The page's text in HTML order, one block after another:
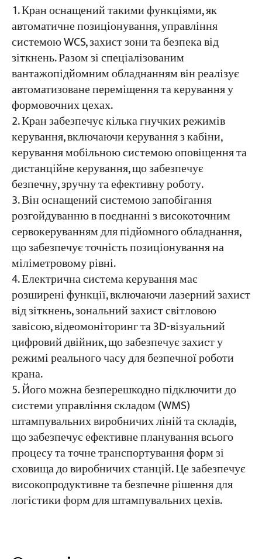
Кран оснащений такими функціями, як
автоматичне позиціонування, управління
системою WCS, захист зони та безпека від
зіткнень. Разом зі спеціалізованим
вантажопідйомним обладнанням він реалізує
автоматизоване переміщення та керування у
формовочних цехах.
Кран забезпечує кілька гнучких режимів
керування, включаючи керування з кабіни,
керування мобільною системою оповіщення та
дистанційне керування, що забезпечує
безпечну, зручну та ефективну роботу.
Він оснащений системою запобігання
розгойдуванню в поєднанні з високоточним
сервокеруванням для підйомного обладнання,
що забезпечує точність позиціонування на
міліметровому рівні.
Електрична система керування має
розширені функції, включаючи лазерний захист
від зіткнень, зональний захист світловою
завісою, відеомоніторинг та 3D-візуальний
цифровий двійник, що забезпечує захист у
режимі реального часу для безпечної роботи
крана.
Його можна безперешкодно підключити до
системи управління складом (WMS)
штампувальних виробничих ліній та складів,
що забезпечує ефективне планування всього
процесу та точне транспортування форм зі
сховища до виробничих станцій. Це забезпечує
високопродуктивне та безпечне рішення для
логістики форм для штампувальних цехів.